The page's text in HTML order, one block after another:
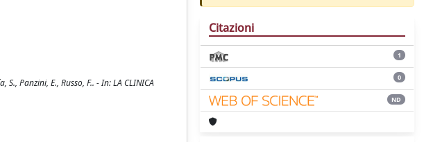
Panzini, E., Russo, F.. - In: LA CLINICA
Citazioni
1
0
ND